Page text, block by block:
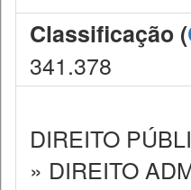
Classificação (
341.378
DIREITO
» DIREITO